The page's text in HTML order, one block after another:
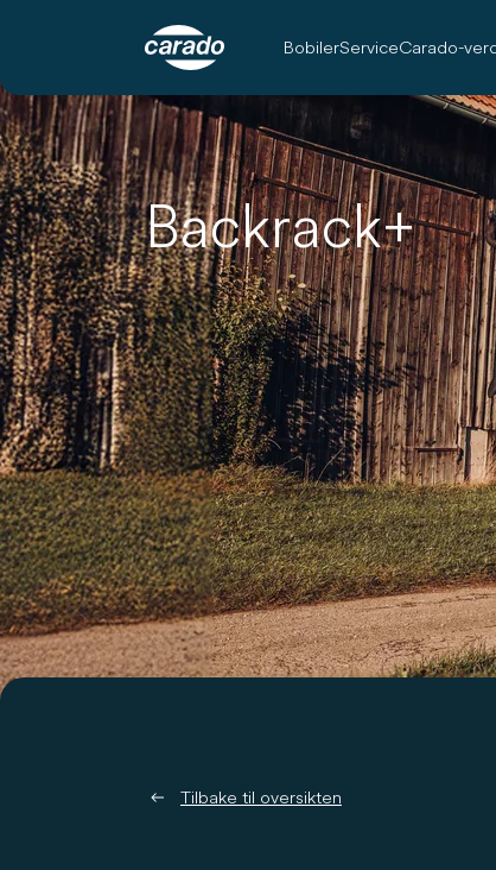
BobilerServiceCarado-
Backrack+
Tilbake til oversikten